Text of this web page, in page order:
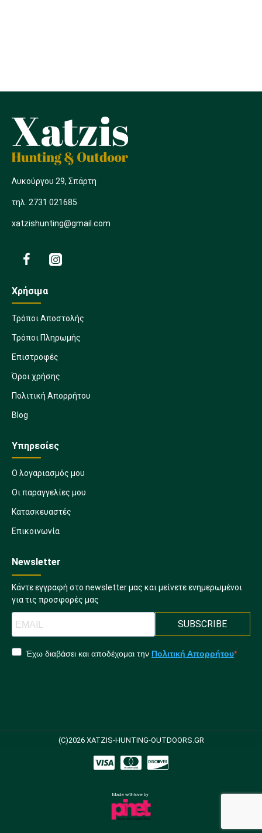
Λυκούργου 29, Σπάρτη
τηλ. 2731 021685
xatzishunting@gmail.com
Χρήσιμα
Τρόποι Αποστολής
Τρόποι Πληρωμής
Επιστροφές
Όροι χρήσης
Πολιτική Απορρήτου
Blog
Υπηρεσίες
Ο λογαριασμός μου
Οι παραγγελίες μου
Κατασκευαστές
Επικοινωνία
Newsletter
Κάντε εγγραφή στο newsletter μας και μείνετε ενημερωμένοι
για τις προσφορές μας
SUBSCRIBE
Έχω διαβάσει και αποδέχομαι την Πολιτική Απορρήτου
(C)2026 XATZIS-HUNTING-OUTDOORS.GR
Made with love by